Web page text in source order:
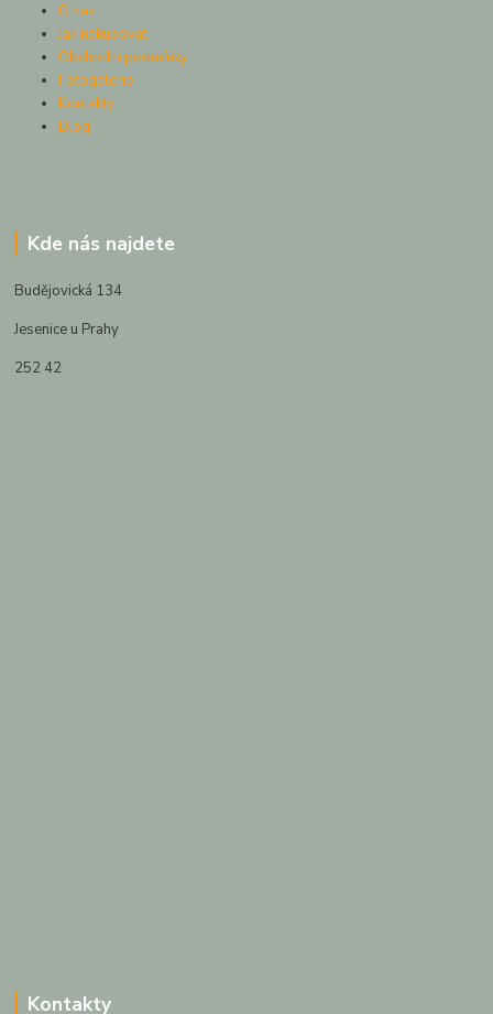
O nás
Jak nakupovat
Obchodní podmínky
Fotogalerie
Kontakty
Blog
Kde nás najdete
Budějovická 134
Jesenice u Prahy
252 42
Kontakty